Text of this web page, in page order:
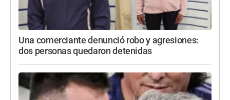
Una comerciante denunció robo y agresiones:
dos personas quedaron detenidas